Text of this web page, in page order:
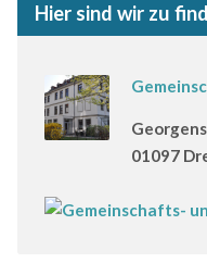
Hier sind wir zu
01097